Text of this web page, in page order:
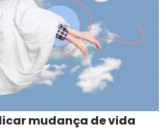
mudança de vida